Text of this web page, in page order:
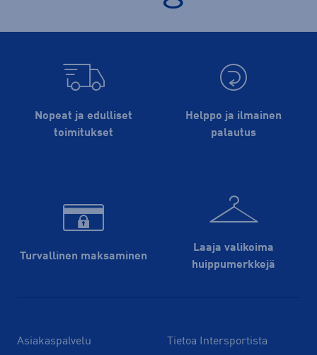
Nopeat ja edulliset
toimitukset
Helppo ja ilmainen
palautus
Turvallinen maksaminen
Laaja valikoima
huippu­merkkejä
Asiakaspalvelu
Tietoa Intersportista